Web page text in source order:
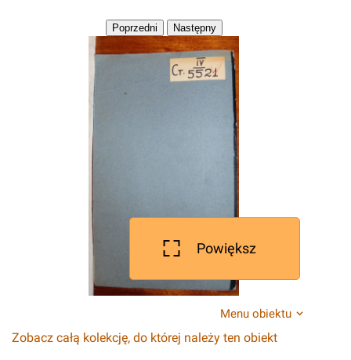
Powiększ
Menu obiektu
Zobacz całą kolekcję, do której należy ten obiekt